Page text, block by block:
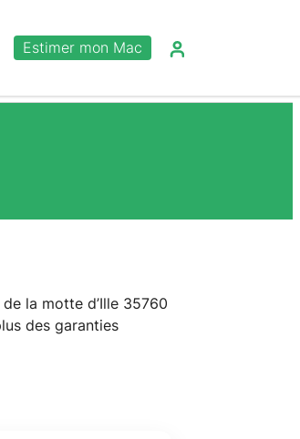
Estimer mon Mac
la motte d’Ille 35760
des garanties